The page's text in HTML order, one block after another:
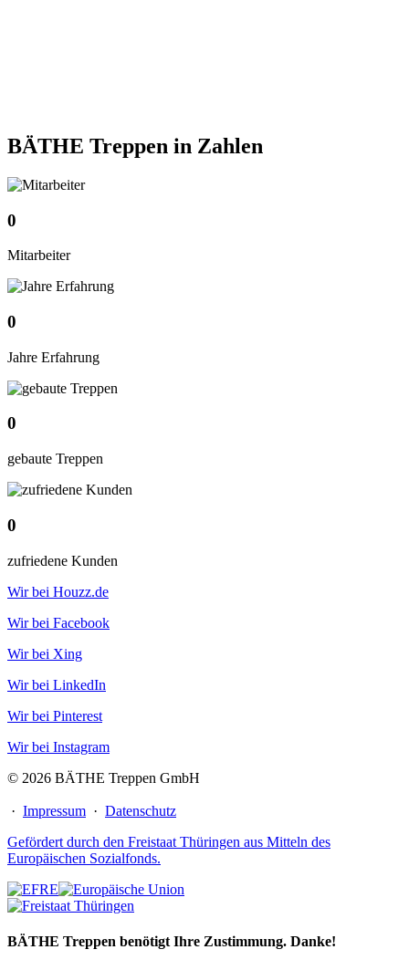
BÄTHE Treppen in Zahlen
0
Mitarbeiter
0
Jahre Erfahrung
0
gebaute Treppen
0
zufriedene Kunden
Wir bei Houzz.de
Wir bei Facebook
Wir bei Xing
Wir bei LinkedIn
Wir bei Pinterest
Wir bei Instagram
© 2026 BÄTHE Treppen GmbH
· Impressum · Datenschutz
Gefördert durch den Freistaat Thüringen aus Mitteln des
Europäischen Sozialfonds.
BÄTHE Treppen benötigt Ihre Zustimmung. Danke!